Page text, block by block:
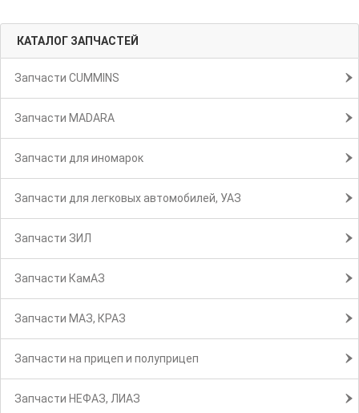
КАТАЛОГ ЗАПЧАСТЕЙ
Запчасти CUMMINS
Запчасти MADARA
Запчасти для иномарок
Запчасти для легковых автомобилей, УАЗ
Запчасти ЗИЛ
Запчасти КамАЗ
Запчасти МАЗ, КРАЗ
Запчасти на прицеп и полуприцеп
Запчасти НЕФАЗ, ЛИАЗ